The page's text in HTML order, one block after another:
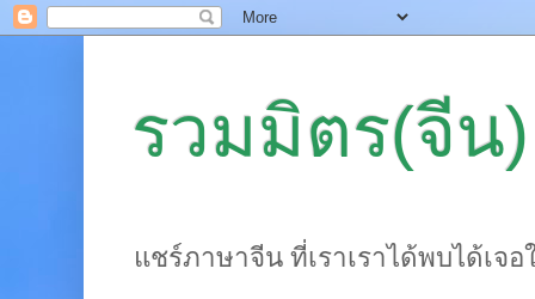
รวมมิตร(จีน)
แชร์ภาษาจีน ที่เราเราได้พบได้เจ